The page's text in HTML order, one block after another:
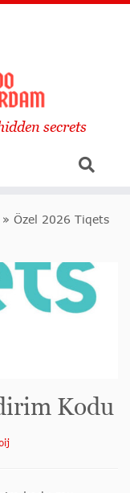
secrets
» Özel 2026 Tiqets
Kodu